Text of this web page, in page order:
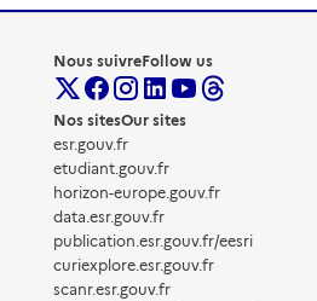
Nous suivreFollow us
Nos sitesOur sites
esr.gouv.fr
etudiant.gouv.fr
horizon-europe.gouv.fr
data.esr.gouv.fr
publication.esr.gouv.fr/eesri
curiexplore.esr.gouv.fr
scanr.esr.gouv.fr